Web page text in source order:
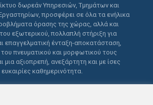
δωρεάν Υπηρεσιών, Τμημάτων και
προσφέρει σε όλα τα ενήλικα
όρασης της χώρας, αλλά και
εξωτερικού, πολλαπλή στήριξη για
επαγγελματική ένταξη-αποκατάσταση,
πνευματικού και μορφωτικού τους
μια αξιοπρεπή, ανεξάρτητη και με ίσες
ευκαιρίες καθημερινότητα.